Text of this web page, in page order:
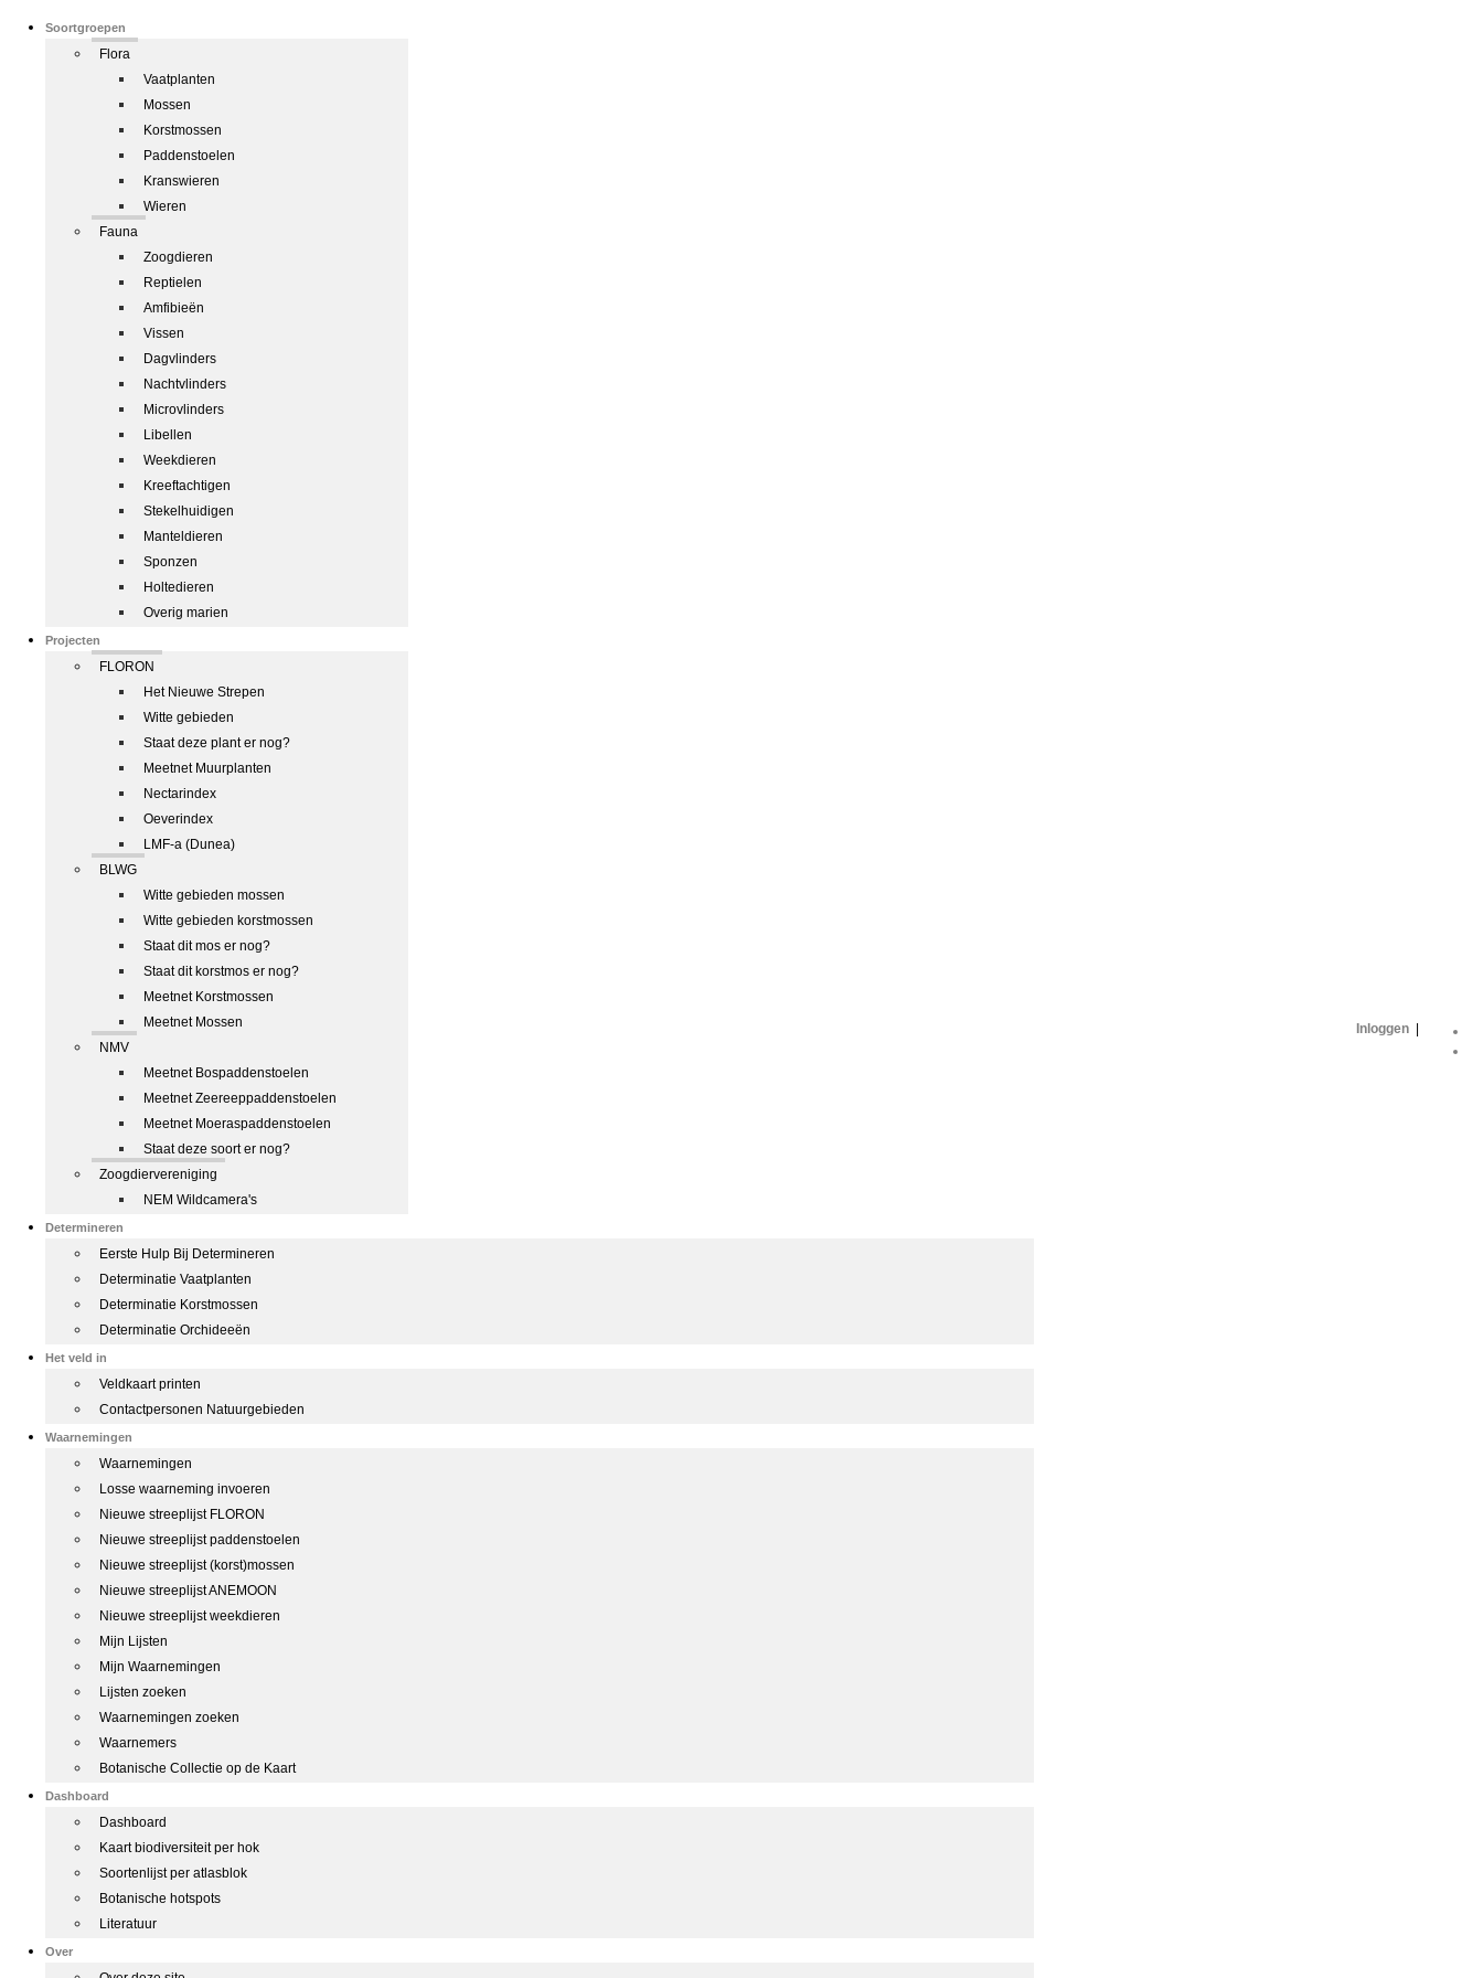
Soortgroepen
Flora
Vaatplanten
Mossen
Korstmossen
Paddenstoelen
Kranswieren
Wieren
Fauna
Zoogdieren
Reptielen
Amfibieën
Vissen
Dagvlinders
Nachtvlinders
Microvlinders
Libellen
Weekdieren
Kreeftachtigen
Stekelhuidigen
Manteldieren
Sponzen
Holtedieren
Overig marien
Projecten
FLORON
Het Nieuwe Strepen
Witte gebieden
Staat deze plant er nog?
Meetnet Muurplanten
Nectarindex
Oeverindex
LMF-a (Dunea)
BLWG
Witte gebieden mossen
Witte gebieden korstmossen
Staat dit mos er nog?
Staat dit korstmos er nog?
Meetnet Korstmossen
Meetnet Mossen
NMV
Meetnet Bospaddenstoelen
Meetnet Zeereeppaddenstoelen
Meetnet Moeraspaddenstoelen
Staat deze soort er nog?
Zoogdiervereniging
NEM Wildcamera's
Determineren
Eerste Hulp Bij Determineren
Determinatie Vaatplanten
Determinatie Korstmossen
Determinatie Orchideeën
Het veld in
Veldkaart printen
Contactpersonen Natuurgebieden
Waarnemingen
Waarnemingen
Losse waarneming invoeren
Nieuwe streeplijst FLORON
Nieuwe streeplijst paddenstoelen
Nieuwe streeplijst (korst)mossen
Nieuwe streeplijst ANEMOON
Nieuwe streeplijst weekdieren
Mijn Lijsten
Mijn Waarnemingen
Lijsten zoeken
Waarnemingen zoeken
Waarnemers
Botanische Collectie op de Kaart
Dashboard
Dashboard
Kaart biodiversiteit per hok
Soortenlijst per atlasblok
Botanische hotspots
Literatuur
Over
Inloggen